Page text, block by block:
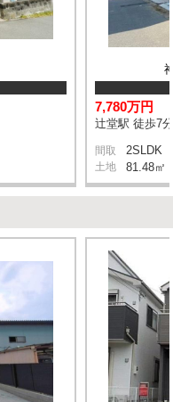
7,780万円
辻堂駅 徒歩7分
間取 2SLDK
土地 81.48㎡